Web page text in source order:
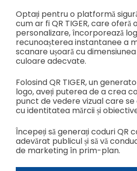
Optați pentru o platformă
cum ar fi QR TIGER, care oferă
personalizare, încorporează
recunoașterea instantanee a
scanare ușoară cu
culoare adecvate.
Folosind QR TIGER, un
logo, aveți puterea de a crea
punct de vedere vizual care se
cu identitatea mărcii și
Începeți să generați coduri QR
adevărat publicul și să vă
de marketing în prim-plan.